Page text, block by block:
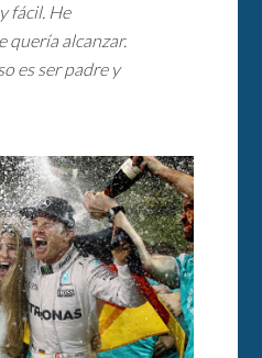
fácil. He
quería alcanzar.
es ser padre y